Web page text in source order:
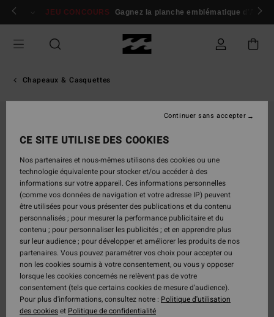
Passer
Se connecter / s'inscrire
JEU CONCOURS Gagnez la planche emblématique d'Andy
Chapeaux & Casquettes
CE SITE UTILISE DES COOKIES
Nos partenaires et nous-mêmes utilisons des cookies ou une
technologie équivalente pour stocker et/ou accéder à des
informations sur votre appareil. Ces informations personnelles
(comme vos données de navigation et votre adresse IP) peuvent
être utilisées pour vous présenter des publications et du contenu
personnalisés ; pour mesurer la performance publicitaire et du
contenu ; pour personnaliser les publicités ; et en apprendre plus
sur leur audience ; pour développer et améliorer les produits de nos
partenaires. Vous pouvez paramétrer vos choix pour accepter ou
non les cookies soumis à votre consentement, ou vous y opposer
lorsque les cookies concernés ne relèvent pas de votre
consentement (tels que certains cookies de mesure d’audience).
Pour plus d'informations, consultez notre : Politique d'utilisation
des cookieset Politique de confidentialité
Continuer sans accepter